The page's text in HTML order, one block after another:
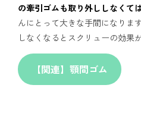
の牽引ゴムも取り外ししなくて
んにとって大きな手間になりま
しなくなるとスクリューの効果
【関連】顎間ゴム